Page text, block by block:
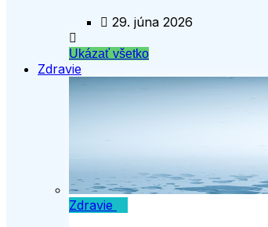
29. júna 2026
Ukázať všetko
Zdravie
Zdravie